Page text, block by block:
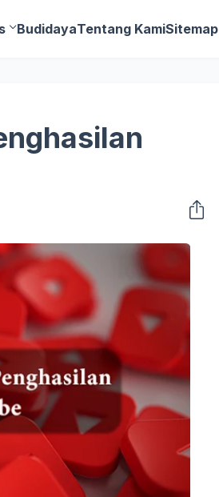
BudidayaTentang KamiSitemap